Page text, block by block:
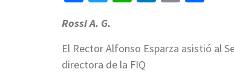
Rossi A. G.
El Rector Alfonso Esparza asistió al
directora de la FIQ